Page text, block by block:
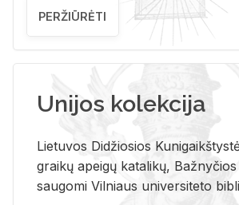
PERŽIŪRĖTI
Unijos kolekcija
Lietuvos Didžiosios
graikų apeigų katalikų,
saugomi Vilniaus universiteto